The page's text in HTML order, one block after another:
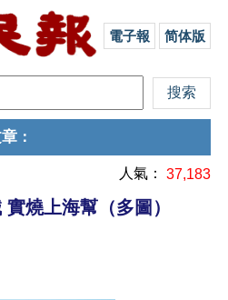
電子報 简体版
：
人氣： 37,183
燒上海幫（多圖）